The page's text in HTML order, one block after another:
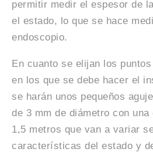
permitir medir el espesor de
el estado, lo que se hace
endoscopio.
En cuanto se elijan los
en los que se debe hacer el
se harán unos pequeños
de 3 mm de diámetro con
1,5 metros que van a variar
características del estado y